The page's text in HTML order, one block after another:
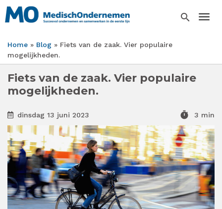
Overslaan
en
inhoud
gaan
search
Kruimelpad
Home Blog
Fiets van de zaak. Vier populaire
mogelijkheden.
Fiets van de zaak. Vier populaire
mogelijkheden.
dinsdag 13 juni 2023 timer 3 min